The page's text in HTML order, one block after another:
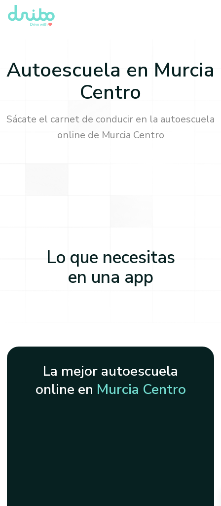
Autoescuela en Murcia
Centro
Sácate el carnet de conducir en la autoescuela
online de Murcia Centro
Lo que necesitas
en una app
La mejor autoescuela
online en Murcia Centro